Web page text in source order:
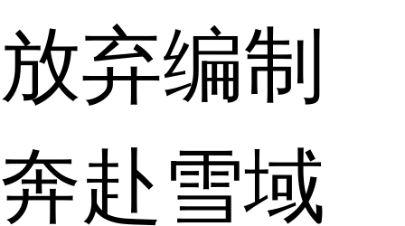
放弃编制
奔赴雪域